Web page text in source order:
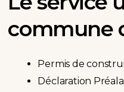
commune
Permis de
Déclaration